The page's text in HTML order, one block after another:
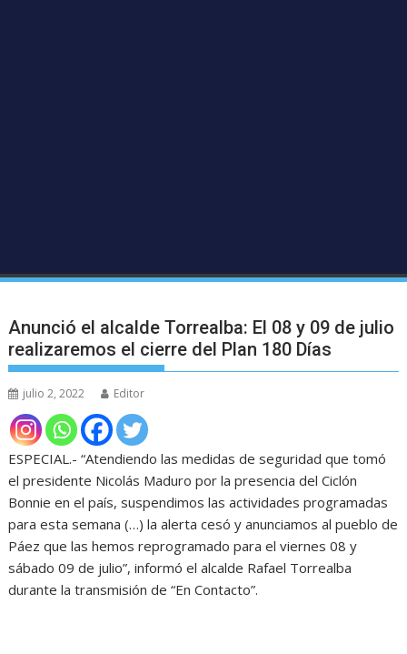
Anunció el alcalde Torrealba: El 08 y 09 de julio
realizaremos el cierre del Plan 180 Días
julio 2, 2022 Editor
ESPECIAL.- “Atendiendo las medidas de seguridad que tomó
el presidente Nicolás Maduro por la presencia del Ciclón
Bonnie en el país, suspendimos las actividades programadas
para esta semana (…) la alerta cesó y anunciamos al pueblo de
Páez que las hemos reprogramado para el viernes 08 y
sábado 09 de julio”, informó el alcalde Rafael Torrealba
durante la transmisión de “En Contacto”.